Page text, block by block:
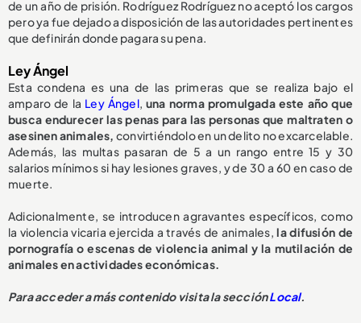
de un año de prisión. Rodríguez Rodríguez no aceptó los cargos
pero ya fue dejado a disposición de las autoridades pertinentes
que definirán donde pagara su pena.
Ley Ángel
Esta condena es una de las primeras que se realiza bajo el
amparo de la Ley Ángel, una norma promulgada este año que
busca endurecer las penas para las personas que maltraten o
asesinen animales, convirtiéndolo en un delito no excarcelable.
Además, las multas pasaran de 5 a un rango entre 15 y 30
salarios mínimos si hay lesiones graves, y de 30 a 60 en caso de
muerte.
Adicionalmente, se introducen agravantes específicos, como
la violencia vicaria ejercida a través de animales,la difusión de
pornografía o escenas de violencia animal y la mutilación de
animales en actividades económicas.
Para acceder a más contenido visita la secciónLocal.